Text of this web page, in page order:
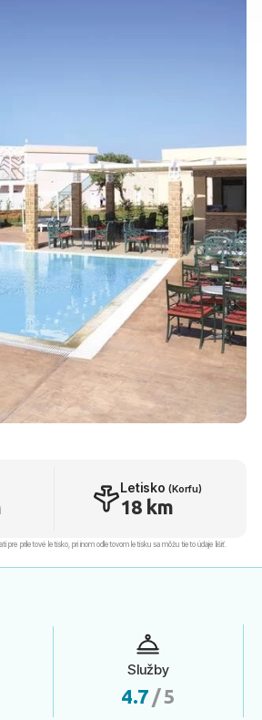
Letisko (Korfu)
18 km
pre príletové letisko, pri inom odletovom letisku sa môžu tieto údaje líšiť.
Služby
4.7 / 5